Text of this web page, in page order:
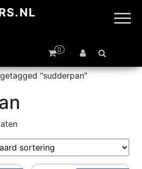
0
“sudderpan”